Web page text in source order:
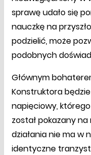
sprawę udało się
nauczkę na
podzielić, może
podobnych
Głównym
Konstruktora
napięciowy,
został pokazany na
działania nie ma w
identyczne